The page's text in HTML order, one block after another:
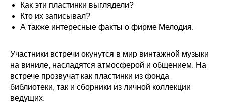
Как эти пластинки выглядели?
Кто их записывал?
А также интересные факты о фирме Мелодия.
Участники встречи окунутся в мир винтажной музыки
на виниле, насладятся атмосферой и общением. На
встрече прозвучат как пластинки из фонда
библиотеки, так и сборники из личной коллекции
ведущих.